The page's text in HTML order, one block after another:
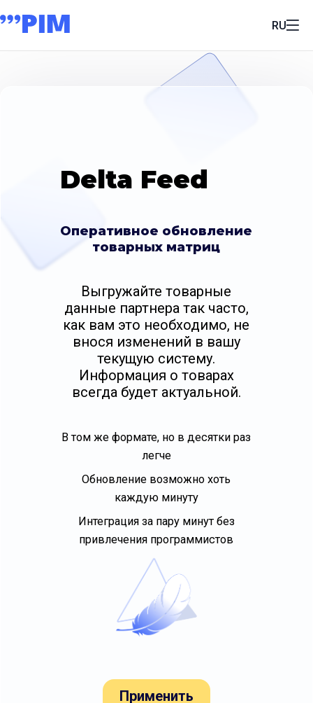
RU
Delta Feed
Оперативное обновление
товарных матриц
Выгружайте товарные
данные партнера так часто,
как вам это необходимо, не
внося изменений в вашу
текущую систему.
Информация о товарах
всегда будет актуальной.
В том же формате, но в десятки раз
легче
Обновление возможно хоть
каждую минуту
Интеграция за пару минут без
привлечения программистов
Применить